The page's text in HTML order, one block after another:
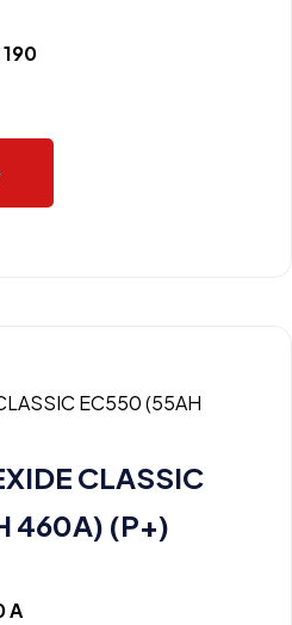
190
CLASSIC
460A) (P+)
A